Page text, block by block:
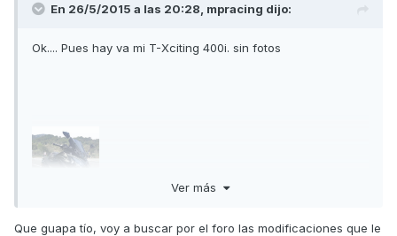
En 26/5/2015 a las 20:28, mpracing dijo:
Ok.... Pues hay va mi T-Xciting 400i. sin fotos
Ver más
Que guapa tío, voy a buscar por el foro las modificaciones que le